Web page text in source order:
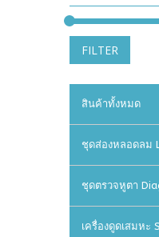
FILTER
สินค้าทั้งหมด
ชุดส่องหลอดลม
ชุดตรวจหูตา
เครื่องดูดเสมหะ